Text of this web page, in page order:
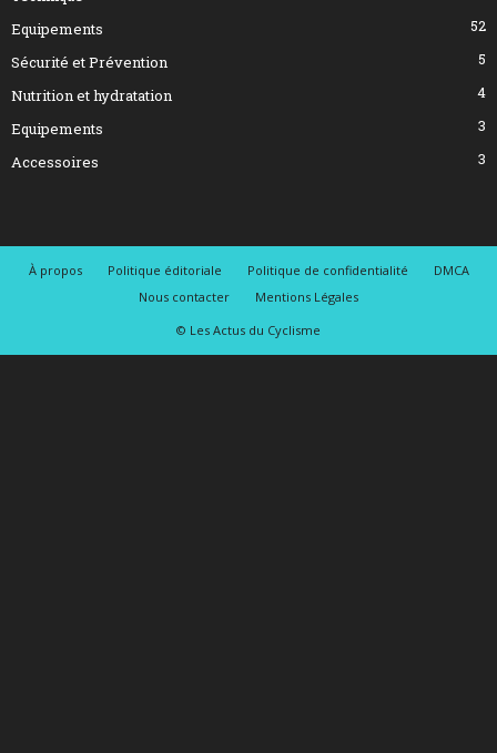
Equipements
52
Sécurité et Prévention
5
Nutrition et hydratation
4
Equipements
3
Accessoires
3
À propos Politique éditoriale Politique de confidentialité
DMCA
Nous contacter
Mentions Légales
© Les Actus du Cyclisme